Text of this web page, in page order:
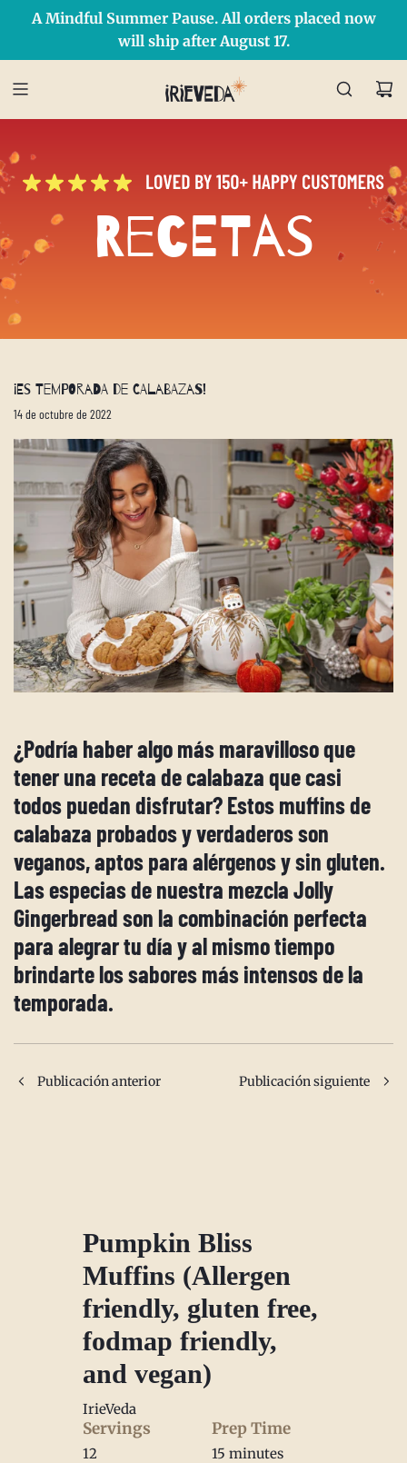
A Mindful Summer Pause. All orders placed now
will ship after August 17.
SHOP NOW
Recetas
¡Es temporada de calabazas!
14 de octubre de 2022
¿Podría haber algo más maravilloso que
tener una receta de calabaza que casi
todos puedan disfrutar? Estos muffins de
calabaza probados y verdaderos son
veganos, aptos para alérgenos y sin gluten.
Las especias de nuestra mezcla Jolly
Gingerbread son la combinación perfecta
para alegrar tu día y al mismo tiempo
brindarte los sabores más intensos de la
temporada.
Publicación anterior Publicación siguiente
Pumpkin Bliss
Muffins (Allergen
friendly, gluten free,
fodmap friendly,
and vegan)
IrieVeda
Servings
12
Prep Time
15 minutes